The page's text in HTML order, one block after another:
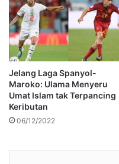
Jelang Laga Spanyol-
Maroko: Ulama Menyeru
Umat Islam tak Terpancing
Keributan
06/12/2022